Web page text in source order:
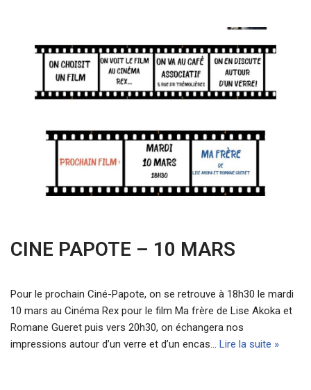
CINE PAPOTE – 10 MARS
Pour le prochain Ciné-Papote, on se retrouve à 18h30 le mardi
10 mars au Cinéma Rex pour le film Ma frère de Lise Akoka et
Romane Gueret puis vers 20h30, on échangera nos
impressions autour d’un verre et d’un encas… Lire la suite »